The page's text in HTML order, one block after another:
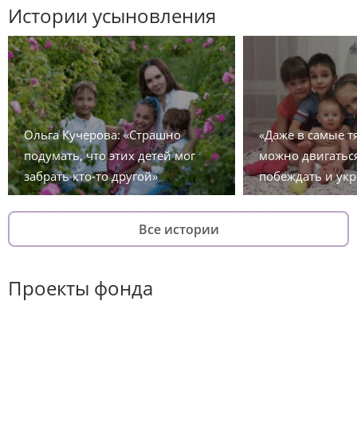
Истории усыновления
Ольга Кучерова: «Страшно
подумать, что этих детей мог
забрать кто-то другой»
«Даже в самые
можно
побеждать и
Все истории
Проекты фонда